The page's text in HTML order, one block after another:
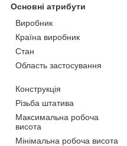
Основні атрибути
Виробник
Країна виробник
Стан
Область застосування
Конструкція
Різьба штатива
Максимальна робоча
висота
Мінімальна робоча висота